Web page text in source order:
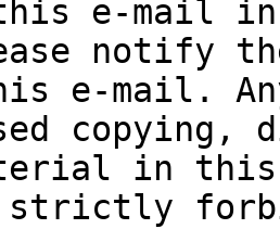
this e-mail
notify
e-mail.
in